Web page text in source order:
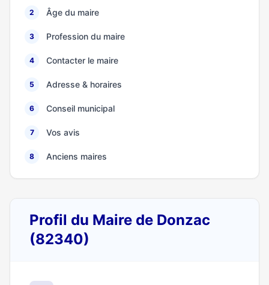
2 Âge du maire
3 Profession du maire
4 Contacter le maire
5 Adresse & horaires
6 Conseil municipal
7 Vos avis
8 Anciens maires
Profil du Maire de Donzac
(82340)